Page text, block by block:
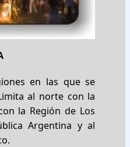
en las que se
al norte con la
la Región de Los
Argentina y al